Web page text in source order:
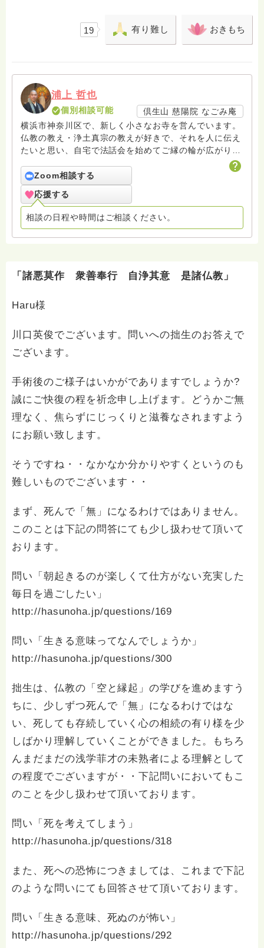
19 有り難し おきもち
浦上 哲也
個別相談可能
倶生山 慈陽院 なごみ庵
横浜市神奈川区で、新しく小さなお寺を営んでいます。
仏教の教え・浄土真宗の教えが好きで、それを人に伝え
たいと思い、自宅で法話会を始めてご縁の輪が広がりま
Zoom相談する
応援する
相談の日程や時間はご相談ください。
「諸悪莫作 衆善奉行 自浄其意 是諸仏教」
Haru様
川口英俊でございます。問いへの拙生のお答えで
ございます。
手術後のご様子はいかがでありますでしょうか?
誠にご快復の程を祈念申し上げます。どうかご無
理なく、焦らずにじっくりと滋養なされますよう
にお願い致します。
そうですね・・なかなか分かりやすくというのも
難しいものでございます・・
まず、死んで「無」になるわけではありません。
このことは下記の問答にても少し扱わせて頂いて
おります。
問い「朝起きるのが楽しくて仕方がない充実した
毎日を過ごしたい」
http://hasunoha.jp/questions/169
問い「生きる意味ってなんでしょうか」
http://hasunoha.jp/questions/300
拙生は、仏教の「空と縁起」の学びを進めますう
ちに、少しずつ死んで「無」になるわけではな
い、死しても存続していく心の相続の有り様を少
しばかり理解していくことができました。もちろ
んまだまだの浅学菲才の未熟者による理解として
の程度でございますが・・下記問いにおいてもこ
のことを少し扱わせて頂いております。
問い「死を考えてしまう」
http://hasunoha.jp/questions/318
また、死への恐怖につきましては、これまで下記
のような問いにても回答させて頂いております。
問い「生きる意味、死ぬのが怖い」
http://hasunoha.jp/questions/292